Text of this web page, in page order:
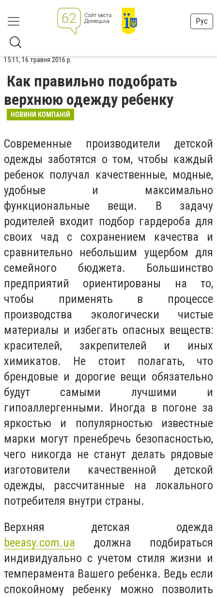
Рус
15:11, 16 травня 2016 р.
Как правильно подобрать
верхнюю одежду ребенку
НОВИНИ КОМПАНІЙ
Современные производители детской
одежды заботятся о том, чтобы каждый
ребенок получал качественные, модные,
удобные и максимально
функциональные вещи. В задачу
родителей входит подбор гардероба для
своих чад с сохранением качества и
сравнительно небольшим ущербом для
семейного бюджета. Большинство
предприятий ориентированы на то,
чтобы применять в процессе
производства экологически чистые
материалы и избегать опасных веществ:
красителей, закрепителей и иных
химикатов. Не стоит полагать, что
брендовые и дорогие вещи обязательно
будут самыми лучшими и
гипоаллергенными. Иногда в погоне за
яркостью и популярностью известные
марки могут пренебречь безопасностью,
чего никогда не станут делать рядовые
изготовители качественной детской
одежды, рассчитанные на локального
потребителя внутри страны.
Верхняя детская одежда
beeasy.com.ua должна подбираться
индивидуально с учетом стиля жизни и
темперамента Вашего ребенка. Ведь если
спокойному ребенку можно позволить